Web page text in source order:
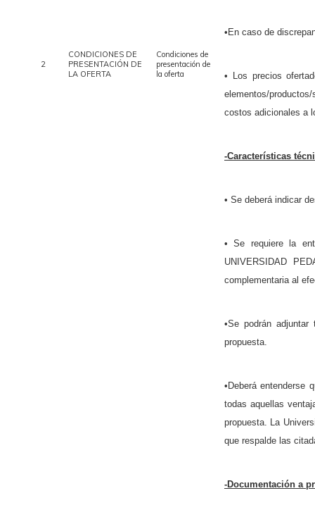
2
CONDICIONES DE
PRESENTACIÓN DE
LA OFERTA
Condiciones de
presentación de
la oferta
•En caso de
• Los precios
elementos/
costos adicionales a
-Características
• Se deberá indicar
• Se requiere la
UNIVERSIDAD
complementaria al
•Se podrán
propuesta.
•Deberá entenderse
todas aquellas
propuesta. La
que respalde las
-Documentación a